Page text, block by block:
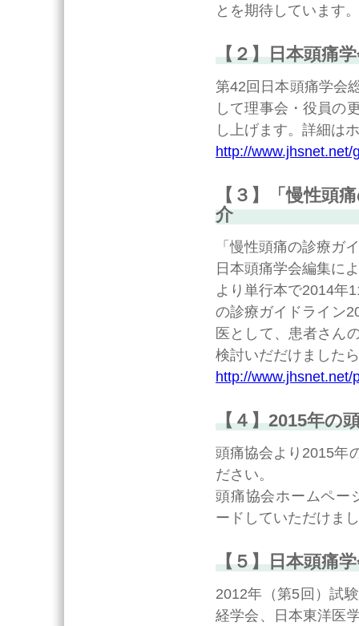
とを期待しています。
【２】日本頭痛
第42回日本頭痛学会
して理事会・役員の
し上げます。詳細は
http://
【３】「慢性頭
介
「慢性頭痛の診療ガ
日本頭痛学会編集に
より単行本で2014年
の診療ガイドライン
医として、患者さん
検討いだだけました
http://
【４】2015年の
頭痛協会より2015年
ださい。
頭痛協会ホームペー
ードしていただけま
【５】日本頭痛
2012年（第5回）試
経学会、日本東洋医